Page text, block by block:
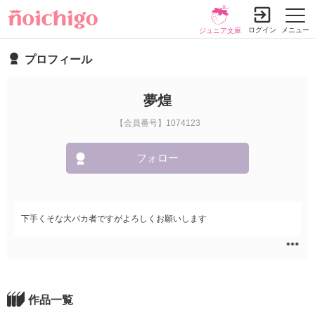
メニュー
ジュニア文庫 ログイン
プロフィール
夢煌
【会員番号】1074123
フォロー
下手くそな大バカ者ですがよろしくお願いします
作品一覧